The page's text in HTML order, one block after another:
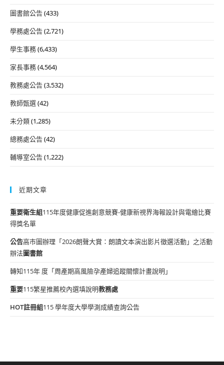
圖書館公告(433)
學務處公告(2,721)
學生事務(6,433)
家長事務(4,564)
教務處公告(3,532)
教師甄選(42)
未分類(1,285)
總務處公告(42)
輔導室公告(1,222)
近期文章
重要衛生組115年度健康促進創意競賽-健康新視界海報設計與電繪比賽
得獎名單
公告高市圖辦理「2026朗聲大賞：朗讀文本演出影片徵選活動」之活動
辦法圖書館
轉知115年 度「周產期高風險孕產婦追蹤關懷計畫說明」
重要115繁星推薦校內選填說明教務處
HOT註冊組115 學年度大學學測成績查詢公告